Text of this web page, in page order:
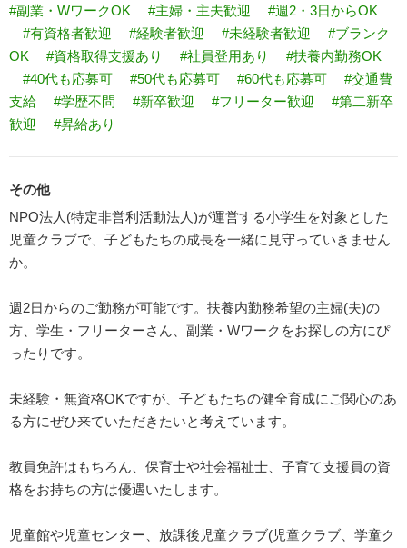
#副業・WワークOK
#主婦・主夫歓迎
#週2・3日からOK
#有資格者歓迎
#経験者歓迎 #未経験者歓迎
#ブランク
OK
#資格取得支援あり #社員登用あり
#扶養内勤務OK
#40代も応募可
#50代も応募可 #60代も応募可
#交通費
支給
#学歴不問 #新卒歓迎 #フリーター歓迎
#第二新卒
歓迎
#昇給あり
その他
NPO法人(特定非営利活動法人)が運営する小学生を対象とした
児童クラブで、子どもたちの成長を一緒に見守っていきません
か。
週2日からのご勤務が可能です。扶養内勤務希望の主婦(夫)の
方、学生・フリーターさん、副業・Wワークをお探しの方にぴ
ったりです。
未経験・無資格OKですが、子どもたちの健全育成にご関心のあ
る方にぜひ来ていただきたいと考えています。
教員免許はもちろん、保育士や社会福祉士、子育て支援員の資
格をお持ちの方は優遇いたします。
児童館や児童センター、放課後児童クラブ(児童クラブ、学童ク